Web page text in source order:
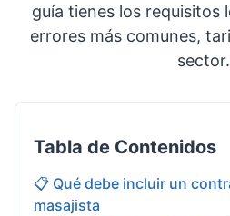
guía tienes los requisitos
errores más comunes,
sector.
Tabla de Contenidos
📋 Qué debe incluir un
masajista